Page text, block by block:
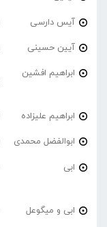
آیس دارسی
آیین حسینی
ابراهیم افشین
ابراهیم علیزاده
ابوالفضل محمدی
ابی
ابی و میگوعل